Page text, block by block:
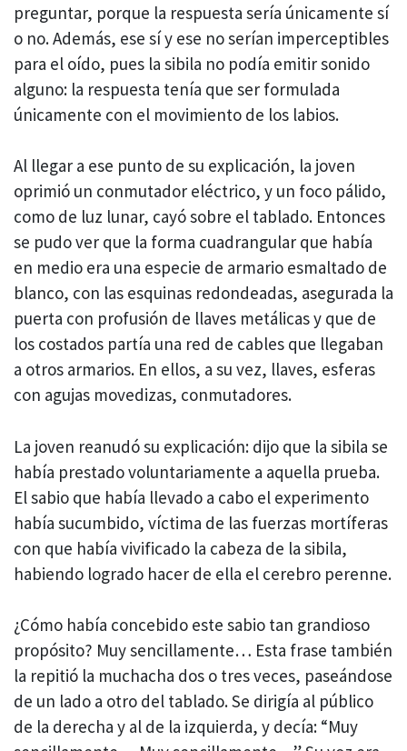
preguntar, porque la respuesta sería únicamente sí
o no. Además, ese sí y ese no serían imperceptibles
para el oído, pues la sibila no podía emitir sonido
alguno: la respuesta tenía que ser formulada
únicamente con el movimiento de los labios.
Al llegar a ese punto de su explicación, la joven
oprimió un conmutador eléctrico, y un foco pálido,
como de luz lunar, cayó sobre el tablado. Entonces
se pudo ver que la forma cuadrangular que había
en medio era una especie de armario esmaltado de
blanco, con las esquinas redondeadas, asegurada la
puerta con profusión de llaves metálicas y que de
los costados partía una red de cables que llegaban
a otros armarios. En ellos, a su vez, llaves, esferas
con agujas movedizas, conmutadores.
La joven reanudó su explicación: dijo que la sibila se
había prestado voluntariamente a aquella prueba.
El sabio que había llevado a cabo el experimento
había sucumbido, víctima de las fuerzas mortíferas
con que había vivificado la cabeza de la sibila,
habiendo logrado hacer de ella el cerebro perenne.
¿Cómo había concebido este sabio tan grandioso
propósito? Muy sencillamente… Esta frase también
la repitió la muchacha dos o tres veces, paseándose
de un lado a otro del tablado. Se dirigía al público
de la derecha y al de la izquierda, y decía: “Muy